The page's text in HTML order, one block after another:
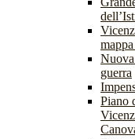
guerra
Piano